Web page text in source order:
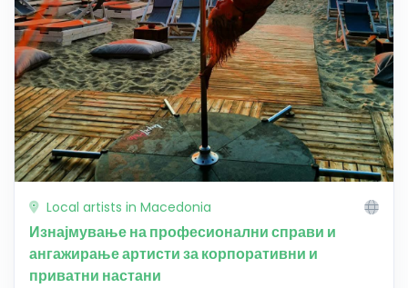
Local artists in Macedonia
Изнајмување на професионални справи и
ангажирање артисти за корпоративни и
приватни настани